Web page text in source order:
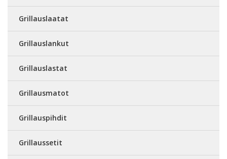
Grillauslaatat
Grillauslankut
Grillauslastat
Grillausmatot
Grillauspihdit
Grillaussetit